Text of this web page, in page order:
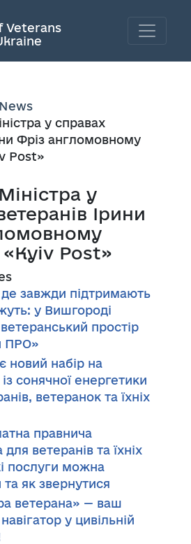
Veterans
News
у справах
Фріз англомовному
Post»
у
Ірини
Post»
завжди підтримають
у Вишгороді
простір
ПРО»
новий набір на
сонячної енергетики
ветеранок та їхніх
правнича
ветеранів та їхніх
послуги можна
як звернутися
ветерана» — ваш
у цивільній